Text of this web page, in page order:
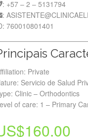
: +57 – 2 – 5131794
:
760010801401
Private
Servicio de Salud
Clinic – Orthodontics
of care: 1 – Primary
160.00